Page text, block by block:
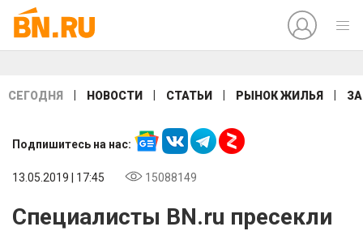
СЕГОДНЯ НОВОСТИ СТАТЬИ РЫНОК ЖИЛЬЯ
Подпишитесь на нас:
13.05.2019 | 17:45 15088149
Специалисты BN.ru пресекли